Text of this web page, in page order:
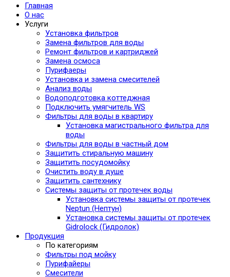
Главная
О нас
Услуги
Установка фильтров
Замена фильтров для воды
Ремонт фильтров и картриджей
Замена осмоса
Пурифаеры
Установка и замена смесителей
Анализ воды
Водоподготовка коттеджная
Подключить умягчитель WS
Фильтры для воды в квартиру
Установка магистрального фильтра для
воды
Фильтры для воды в частный дом
Защитить стиральную машину
Защитить посудомойку
Очистить воду в душе
Защитить сантехнику
Системы защиты от протечек воды
Установка системы защиты от протечек
Neptun (Нептун)
Установка системы защиты от протечек
Gidrolock (Гидролок)
Продукция
По категориям
Фильтры под мойку
Пурифайеры
Смесители